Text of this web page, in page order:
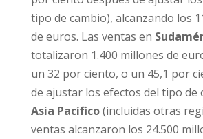
tipo de cambio), alcanzando los
de euros. Las ventas en
totalizaron 1.400 millones de
un 32 por ciento, o un 45,1 por
de ajustar los efectos del tipo de
Asia Pacífico(incluidas otras
ventas alcanzaron los 24.500